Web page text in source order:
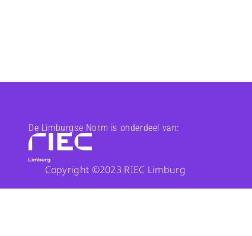
De Limburgse Norm is onderdeel van:
Copyright ©2023 RIEC Limburg